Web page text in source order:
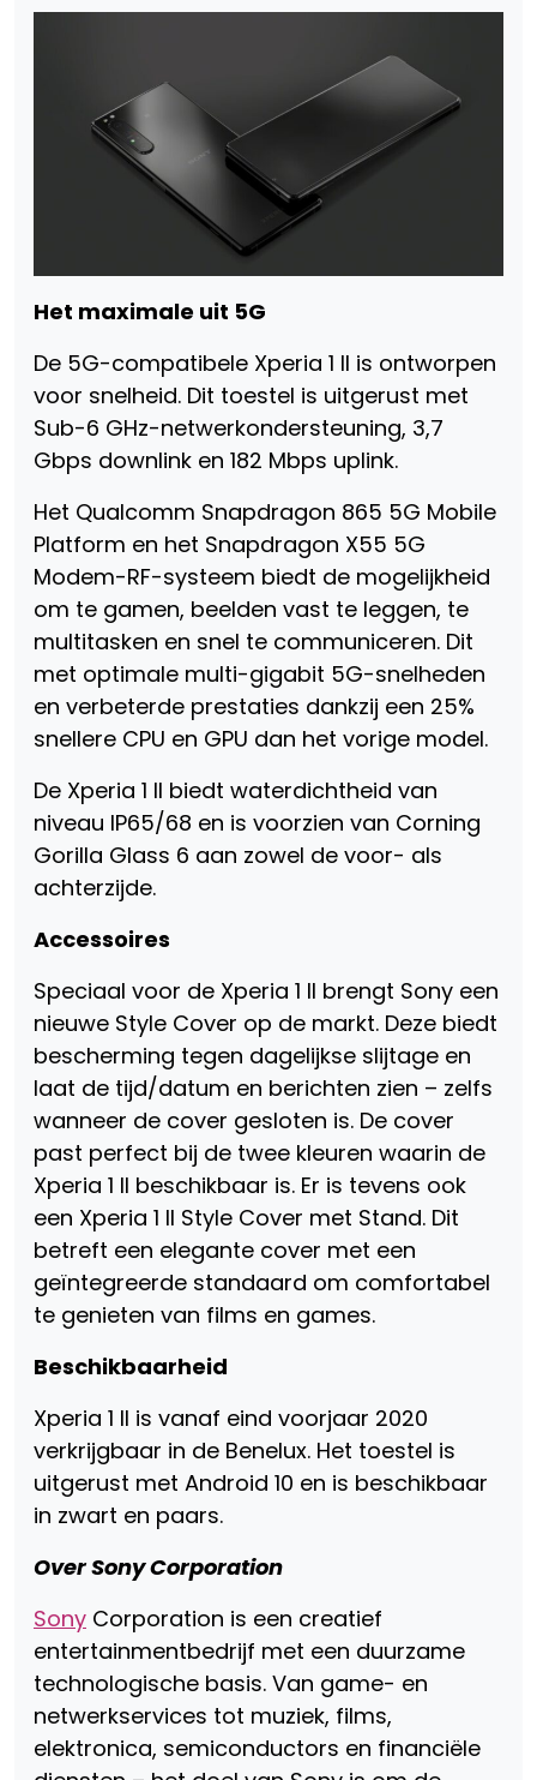
Het maximale uit 5G
De 5G-compatibele Xperia 1 II is ontworpen
voor snelheid. Dit toestel is uitgerust met
Sub-6 GHz-netwerkondersteuning, 3,7
Gbps downlink en 182 Mbps uplink.
Het Qualcomm Snapdragon 865 5G Mobile
Platform en het Snapdragon X55 5G
Modem-RF-systeem biedt de mogelijkheid
om te gamen, beelden vast te leggen, te
multitasken en snel te communiceren. Dit
met optimale multi-gigabit 5G-snelheden
en verbeterde prestaties dankzij een 25%
snellere CPU en GPU dan het vorige model.
De Xperia 1 II biedt waterdichtheid van
niveau IP65/68 en is voorzien van Corning
Gorilla Glass 6 aan zowel de voor- als
achterzijde.
Accessoires
Speciaal voor de Xperia 1 II brengt Sony een
nieuwe Style Cover op de markt. Deze biedt
bescherming tegen dagelijkse slijtage en
laat de tijd/datum en berichten zien – zelfs
wanneer de cover gesloten is. De cover
past perfect bij de twee kleuren waarin de
Xperia 1 II beschikbaar is. Er is tevens ook
een Xperia 1 II Style Cover met Stand. Dit
betreft een elegante cover met een
geïntegreerde standaard om comfortabel
te genieten van films en games.
Beschikbaarheid
Xperia 1 II is vanaf eind voorjaar 2020
verkrijgbaar in de Benelux. Het toestel is
uitgerust met Android 10 en is beschikbaar
in zwart en paars.
Over Sony Corporation
Sony Corporation is een creatief
entertainmentbedrijf met een duurzame
technologische basis. Van game- en
netwerkservices tot muziek, films,
elektronica, semiconductors en financiële